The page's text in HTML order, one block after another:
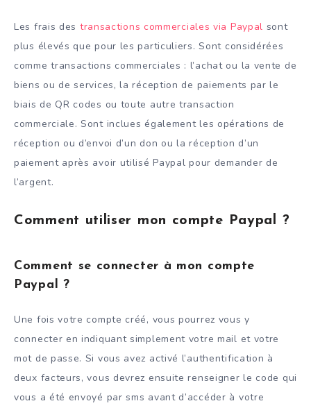
Les frais des transactions commerciales via Paypal sont
plus élevés que pour les particuliers. Sont considérées
comme transactions commerciales : l’achat ou la vente de
biens ou de services, la réception de paiements par le
biais de QR codes ou toute autre transaction
commerciale. Sont inclues également les opérations de
réception ou d’envoi d’un don ou la réception d’un
paiement après avoir utilisé Paypal pour demander de
l’argent.
Comment utiliser mon compte Paypal ?
Comment se connecter à mon compte
Paypal ?
Une fois votre compte créé, vous pourrez vous y
connecter en indiquant simplement votre mail et votre
mot de passe. Si vous avez activé l’authentification à
deux facteurs, vous devrez ensuite renseigner le code qui
vous a été envoyé par sms avant d’accéder à votre